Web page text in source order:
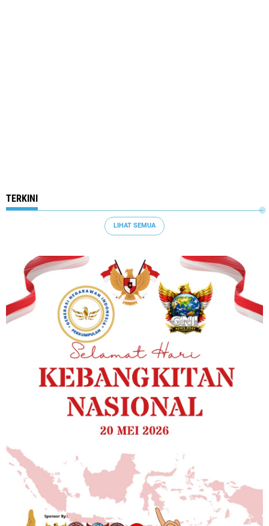
TERKINI
LIHAT SEMUA